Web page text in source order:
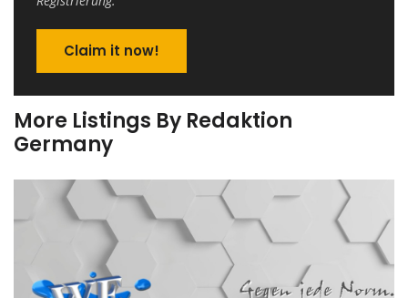
Claim it now!
More Listings By Redaktion
Germany